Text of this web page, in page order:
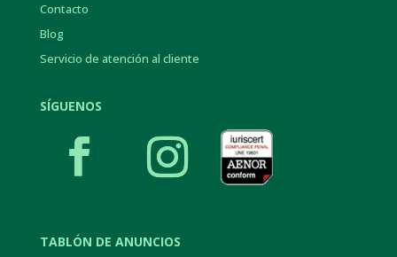
Contacto
Blog
Servicio de atención al cliente
SÍGUENOS
TABLÓN DE ANUNCIOS